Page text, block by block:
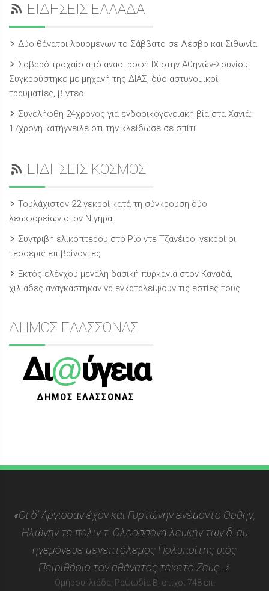
ΕΙΔΗΣΕΙΣ ΕΛΛΑΔΑ
Δύο θάνατοι λουομένων το Σάββατο σε Λέσβο και Σιθωνία
Σοβαρό τροχαίο από αναστροφή ΙΧ στην Αθηνών-Σουνίου:
Συγκρούστηκε με μηχανή της ΔΙΑΣ, δύο αστυνομικοί
τραυματίες, βίντεο
Συνελήφθη 24χρονος για ενδοοικογενειακή βία στα Χανιά:
17χρονη κατήγγειλε ότι την κλείδωσε σε σπίτι
ΕΙΔΗΣΕΙΣ ΚΟΣΜΟΣ
Τουλάχιστον 22 νεκροί κατά τη σύγκρουση δύο
λεωφορείων στον Νίγηρα
Συντριβή ελικοπτέρου στο Ρίο ντε Τζανέιρο, νεκροί οι
τέσσερις επιβαίνοντες
Εκτός ελέγχου μεγάλη δασική πυρκαγιά στον Καναδά,
χιλιάδες αναγκάστηκαν να εγκαταλείψουν τις εστίες τους
ΔΗΜΟΣ ΕΛΑΣΣΟΝΑΣ
Δι@ύγεια
ΔΗΜΟΣ ΕΛΑΣΣΟΝΑΣ
«Οι δ’ Αργισσαν έχον και Γυρτώνην ενέμοντο Όρθην,
Ηλώνην τε πόλιν τ’ Ολοοσσόνα λευκήν των δ’ αυ
ηγεμόνευε μενεπτόλεμος Πολυποίτης υιός
Πειριθόοιο τον αθάνατος τέκετο Ζευς…»
Ομήρου Ιλιάδα, Ραψωδία Β, στίχοι 748 επ.